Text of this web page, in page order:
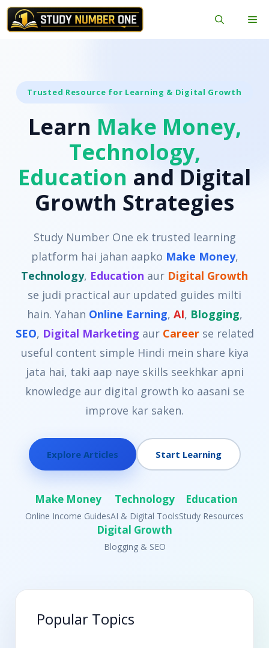
Skip
content
Trusted Resource for Learning & Digital Growth
Learn Make Money,
Technology,
Education and Digital
Growth Strategies
Study Number One ek trusted learning
platform hai jahan aapko Make Money,
Technology, Education aur Digital Growth
se judi practical aur updated guides milti
hain. Yahan Online Earning, AI, Blogging,
SEO, Digital Marketing aur Careerse related
useful content simple Hindi mein share kiya
jata hai, taki aap naye skills seekhkar apni
knowledge aur digital growth ko aasani se
improve kar saken.
Explore Articles Start Learning
Make Money
Online Income Guides
Technology
AI & Digital Tools
Education
Study Resources
Digital Growth
Blogging & SEO
Popular Topics